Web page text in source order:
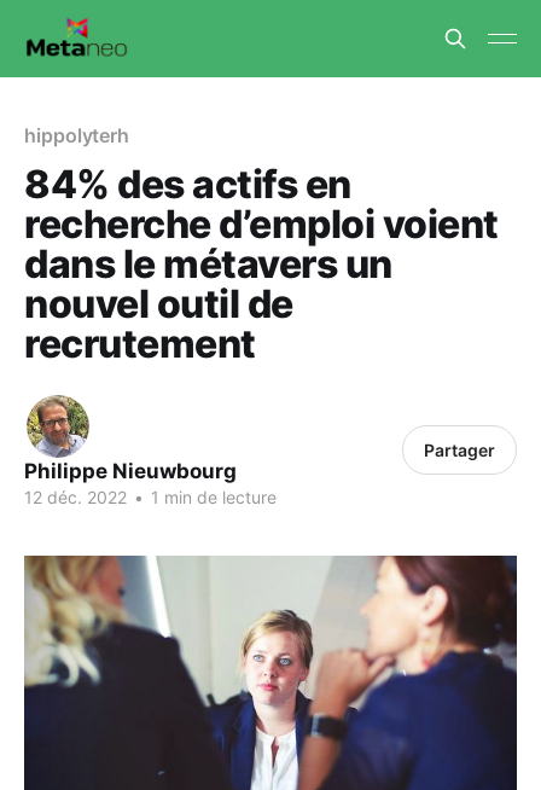
hippolyterh
84% des actifs en
recherche d’emploi voient
dans le métavers un
nouvel outil de
recrutement
Philippe Nieuwbourg
12 déc. 2022 • 1 min de lecture
Partager